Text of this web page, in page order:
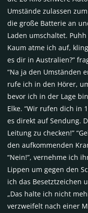
Umstände zulassen
die große Batterie an
Laden umschaltet.
Kaum atme ich auf,
es dir in Australien?”
“Na ja den Umständen
rufe ich in den Hörer,
bevor ich in der Lage
Elke. “Wir rufen dich in
es direkt auf Sendung.
Leitung zu checken!”
den aufkommenden
“Nein!”, vernehme ich
Lippen um gegen den
ich das Besetztzeichen
„Das halte ich nicht
verzweifelt nach einer